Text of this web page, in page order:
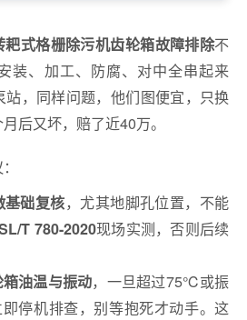
式格栅除污机齿轮箱故障排除不
装、加工、防腐、对中全串起来
，同样问题，他们图便宜，只换
后又坏，赔了近40万。
基础复核，尤其地脚孔位置，不能
T 780-2020现场实测，否则后续
油温与振动，一旦超过75℃或振
停机排查，别等抱死才动手。这